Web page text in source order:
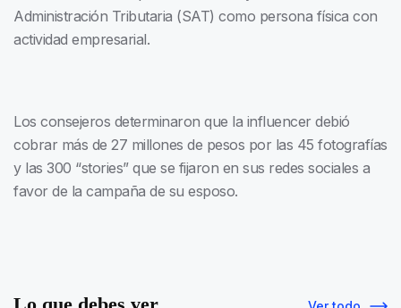
Administración Tributaria (SAT) como persona física con
actividad empresarial.
Los consejeros determinaron que la influencer debió
cobrar más de 27 millones de pesos por las 45 fotografías
y las 300 “stories” que se fijaron en sus redes sociales a
favor de la campaña de su esposo.